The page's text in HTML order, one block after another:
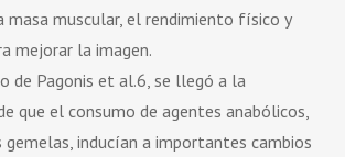
masa muscular, el rendimiento físico y
mejorar la imagen.
de Pagonis et al.6, se llegó a la
que el consumo de agentes anabólicos,
gemelas, inducían a importantes cambios